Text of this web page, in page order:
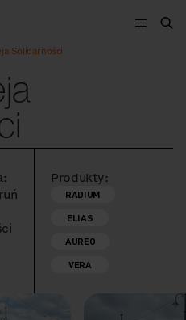
Menu
Solidarności
Produkty:
RADIUM
ELIAS
AUREO
VERA